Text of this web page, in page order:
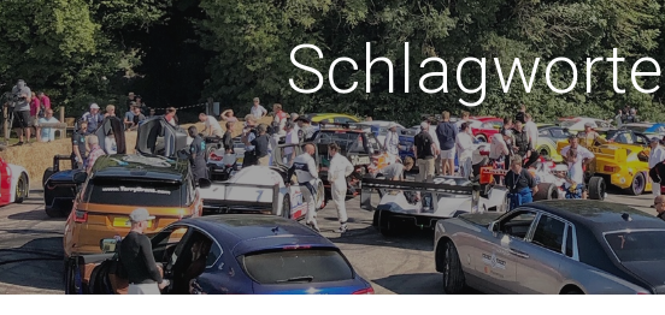
Schlagworte